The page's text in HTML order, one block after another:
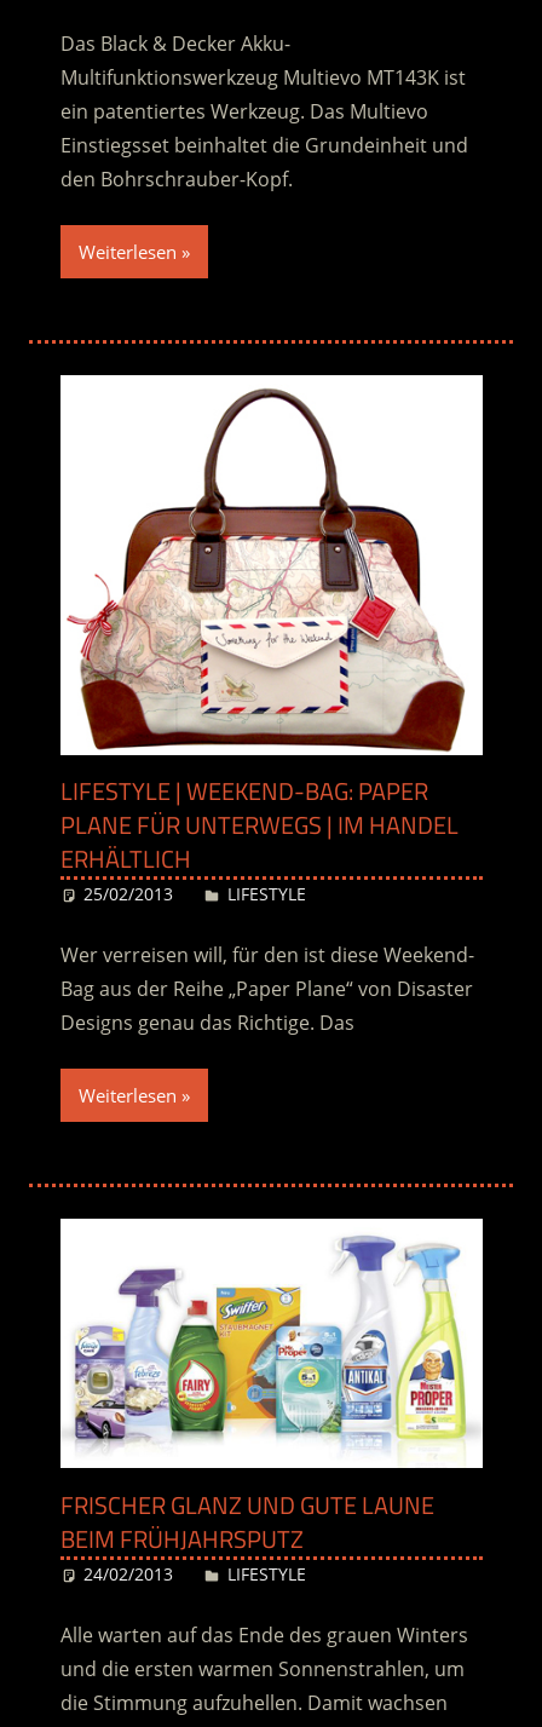
Das Black & Decker Akku-
Multifunktionswerkzeug Multievo MT143K ist
ein patentiertes Werkzeug. Das Multievo
Einstiegsset beinhaltet die Grundeinheit und
den Bohrschrauber-Kopf.
Weiterlesen
LIFESTYLE | WEEKEND-BAG: PAPER
PLANE FÜR UNTERWEGS | IM HANDEL
ERHÄLTLICH
25/02/2013 Desiree
LIFESTYLE
Wer verreisen will, für den ist diese Weekend-
Bag aus der Reihe „Paper Plane“ von Disaster
Designs genau das Richtige. Das
Weiterlesen
FRISCHER GLANZ UND GUTE LAUNE
BEIM FRÜHJAHRSPUTZ
24/02/2013 Desiree
LIFESTYLE
Alle warten auf das Ende des grauen Winters
und die ersten warmen Sonnenstrahlen, um
die Stimmung aufzuhellen. Damit wachsen